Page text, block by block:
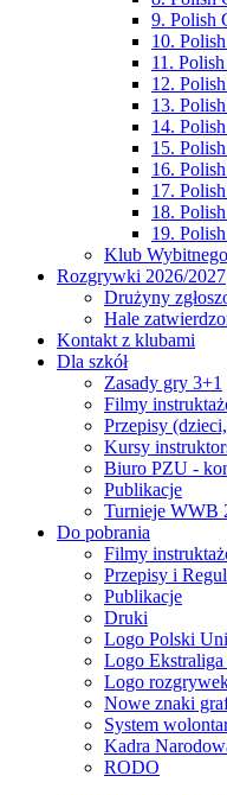
9. Polish
10.
11.
12.
13.
14.
15.
16.
17.
18.
19.
Klub
Rozgrywki 2026/2027
Drużyny
Hale
Kontakt z klubami
Dla szkół
Zasady gry 3+1
Filmy
Przepisy
Kursy
Biuro PZU -
Publikacje
Turnieje WWB
Do pobrania
Filmy
Przepisy i
Publikacje
Druki
Logo Polski
Logo
Logo
Nowe znaki
System
Kadra
RODO